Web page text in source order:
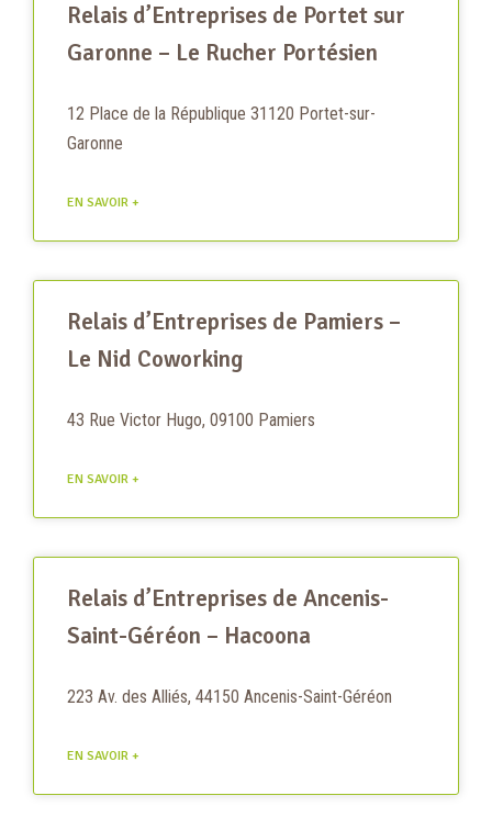
Relais d’Entreprises de Portet sur
Garonne – Le Rucher Portésien
12 Place de la République 31120 Portet-sur-
Garonne
EN SAVOIR +
Relais d’Entreprises de Pamiers –
Le Nid Coworking
43 Rue Victor Hugo, 09100 Pamiers
EN SAVOIR +
Relais d’Entreprises de Ancenis-
Saint-Géréon – Hacoona
223 Av. des Alliés, 44150 Ancenis-Saint-Géréon
EN SAVOIR +